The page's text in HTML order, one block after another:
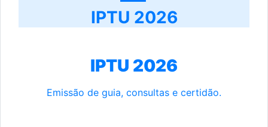
IPTU 2026
IPTU 2026
Emissão de guia, consultas e certidão.